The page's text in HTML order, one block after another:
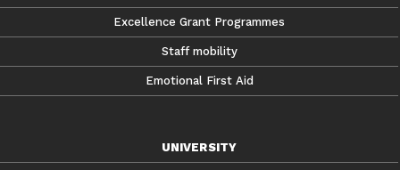
Excellence Grant Programmes
Staff mobility
Emotional First Aid
UNIVERSITY